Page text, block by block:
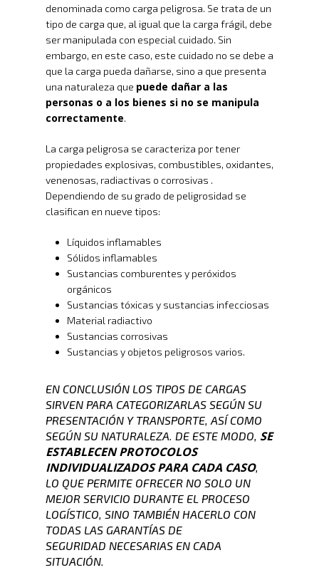
denominada como carga peligrosa. Se trata de un
tipo de carga que, al igual que la carga frágil, debe
ser manipulada con especial cuidado. Sin
embargo, en este caso, este cuidado no se debe a
que la carga pueda dañarse, sino a que presenta
una naturaleza que puede dañar a las
personas o a los bienes si no se manipula
correctamente.
La carga peligrosa se caracteriza por tener
propiedades explosivas, combustibles, oxidantes,
venenosas, radiactivas o corrosivas .
Dependiendo de su grado de peligrosidad se
clasifican en nueve tipos:
Líquidos inflamables
Sólidos inflamables
Sustancias comburentes y peróxidos
orgánicos
Sustancias tóxicas y sustancias infecciosas
Material radiactivo
Sustancias corrosivas
Sustancias y objetos peligrosos varios.
EN CONCLUSIÓN LOS TIPOS DE CARGAS
SIRVEN PARA CATEGORIZARLAS SEGÚN SU
PRESENTACIÓN Y TRANSPORTE, ASÍ COMO
SEGÚN SU NATURALEZA. DE ESTE MODO, SE
ESTABLECEN PROTOCOLOS
INDIVIDUALIZADOS PARA CADA CASO,
LO QUE PERMITE OFRECER NO SOLO UN
MEJOR SERVICIO DURANTE EL PROCESO
LOGÍSTICO, SINO TAMBIÉN HACERLO CON
TODAS LAS GARANTÍAS DE
SEGURIDAD NECESARIAS EN CADA
SITUACIÓN.